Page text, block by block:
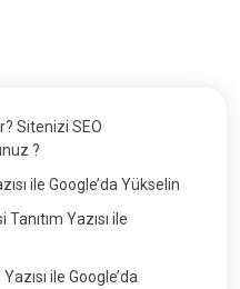
Sitenizi SEO
?
ile Google’da Yükselin
Yazısı ile
ile Google’da